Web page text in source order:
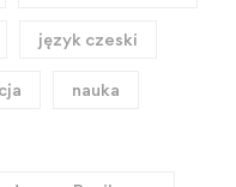
język czeski
nauka